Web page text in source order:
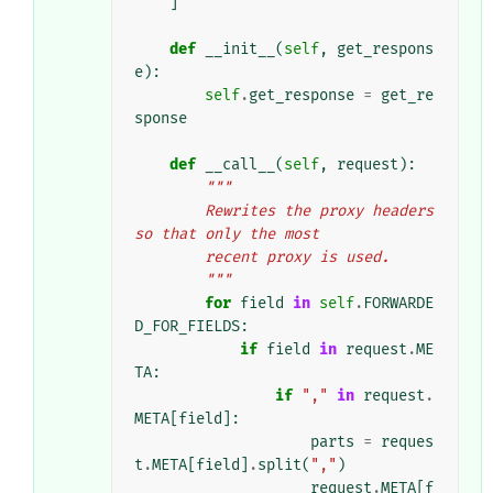
def __init__ (self,
get_respons
e):
self.get_response = get_re
sponse
def __call__ (self, request ):
"""
so that only the most
        recent proxy is used.
        """
for field in self. FORWARDE
D_FOR_FIELDS:
if field in request .ME
TA:
if
"," in request .
META[ field ]:
parts = reques
t .META[ field .split( "," )
request .META[ f